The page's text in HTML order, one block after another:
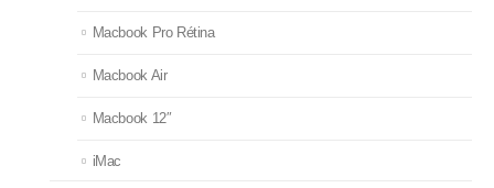
Macbook Pro Rétina
Macbook Air
Macbook 12″
iMac